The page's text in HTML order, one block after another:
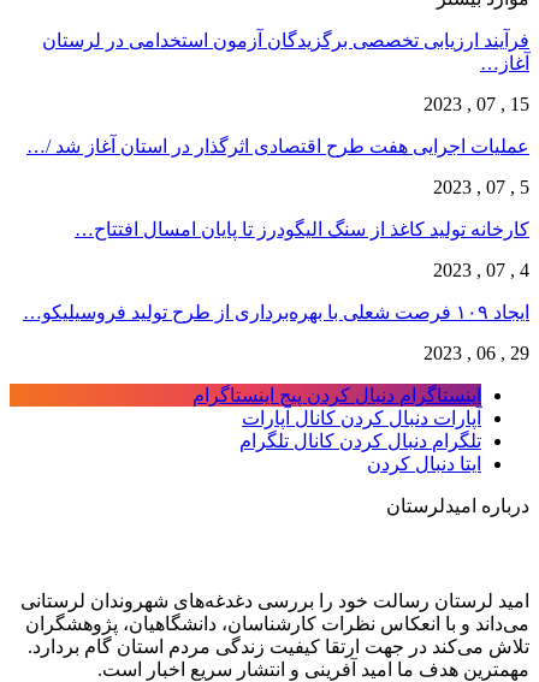
فرآیند ارزیابی تخصصی برگزیدگان آزمون استخدامی در لرستان
آغاز…
15 , 07 , 2023
عملیات اجرایی هفت طرح اقتصادی اثرگذار در استان آغاز شد /…
5 , 07 , 2023
کارخانه تولید کاغذ از سنگ الیگودرز تا پایان امسال افتتاح…
4 , 07 , 2023
ایجاد ۱۰۹ فرصت شعلی با بهره‌برداری از طرح تولید فروسیلیکو…
29 , 06 , 2023
اینستاگرام دنبال کردن پیج اینستاگرام
آپارات دنبال کردن کانال آپارات
تلگرام دنبال کردن کانال تلگرام
ایتا دنبال کردن
درباره امیدلرستان
امید لرستان رسالت خود را بررسی دغدغه‌های شهروندان لرستانی
می‌داند و با انعکاس نظرات کارشناسان، دانشگاهیان، پژوهشگران
تلاش می‌کند در جهت ارتقا کیفیت زندگی مردم استان گام بردارد.
مهمترین هدف ما امید آفرینی و انتشار سریع اخبار است.